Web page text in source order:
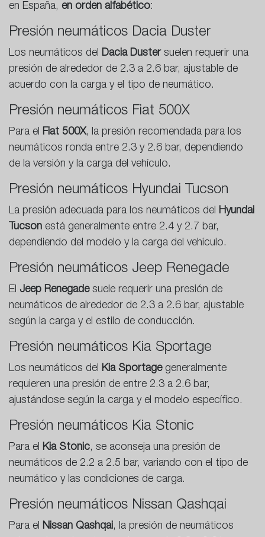
en España, en orden alfabético:
Presión neumáticos Dacia Duster
Los neumáticos del Dacia Dustersuelen requerir una
presión de alrededor de 2.3 a 2.6 bar, ajustable de
acuerdo con la carga y el tipo de neumático.
Presión neumáticos Fiat 500X
Para el Fiat 500X, la presión recomendada para los
neumáticos ronda entre 2.3 y 2.6 bar, dependiendo
de la versión y la carga del vehículo.
Presión neumáticos Hyundai Tucson
La presión adecuada para los neumáticos del Hyundai
Tucson está generalmente entre 2.4 y 2.7 bar,
dependiendo del modelo y la carga del vehículo.
Presión neumáticos Jeep Renegade
El Jeep Renegadesuele requerir una presión de
neumáticos de alrededor de 2.3 a 2.6 bar, ajustable
según la carga y el estilo de conducción.
Presión neumáticos Kia Sportage
Los neumáticos del Kia Sportagegeneralmente
requieren una presión de entre 2.3 a 2.6 bar,
ajustándose según la carga y el modelo específico.
Presión neumáticos Kia Stonic
Para el Kia Stonic, se aconseja una presión de
neumáticos de 2.2 a 2.5 bar, variando con el tipo de
neumático y las condiciones de carga.
Presión neumáticos Nissan Qashqai
Para el Nissan Qashqai, la presión de neumáticos